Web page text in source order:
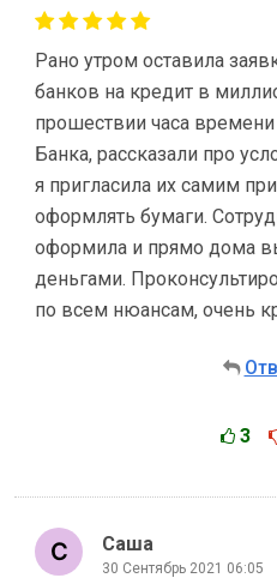
Рано утром оставила
банков на кредит в
прошествии часа
Банка, рассказали про
я пригласила их самим
оформлять бумаги.
оформила и прямо дома
деньгами.
по всем нюансам, очень
3
Саша
30 Сентябрь 2021 06:05